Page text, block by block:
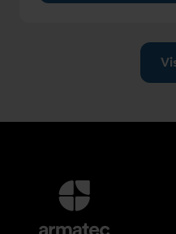
Yderligere
information
og